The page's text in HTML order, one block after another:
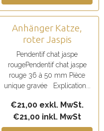
Anhänger Katze,
roter Jaspis
Pendentif chat jaspe
rougePendentif chat jaspe
rouge 36 à 50 mm Pièce
unique gravée Explication...
€21,00 exkl. MwSt.
€21,00 inkl. MwSt